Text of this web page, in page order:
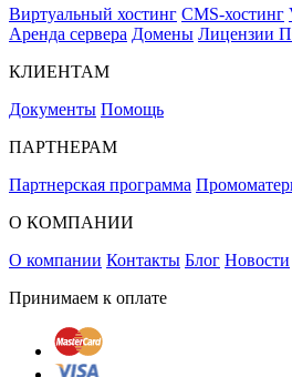
Виртуальный хостинг CMS-хостинг
Аренда сервера Домены Лицензии
КЛИЕНТАМ
Документы Помощь
ПАРТНЕРАМ
Партнерская программа
О КОМПАНИИ
О компании Контакты Блог Новости
Принимаем к оплате